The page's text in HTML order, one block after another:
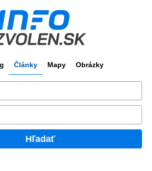
Články Mapy Obrázky
Hľadať